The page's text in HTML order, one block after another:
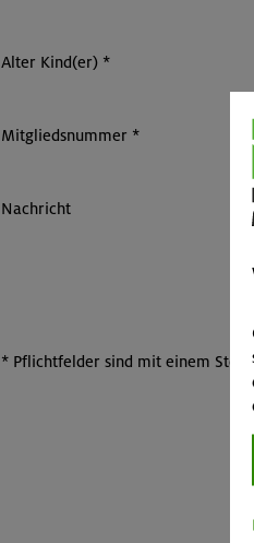
Alter Kind(er) *
Mitgliedsnummer *
Nachricht
* Pflichtfelder sind mit einem